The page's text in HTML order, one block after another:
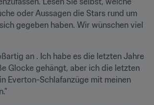
oder Aussagen die Stars rund um
gegeben haben. Wir wünschen viel
an . Ich habe es die letzten Jahre
Glocke gehängt, aber ich die letzten
Everton-Schlafanzüge mit meinen